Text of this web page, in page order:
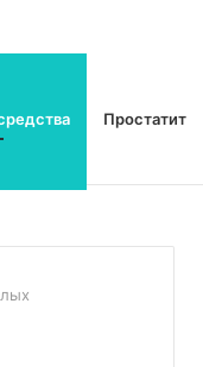
Простатит